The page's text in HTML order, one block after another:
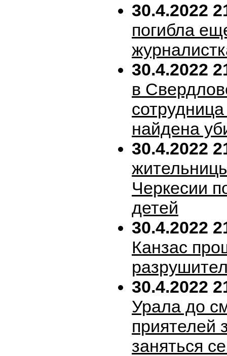
30.4.2022
погибла
30.4.2022
в
найдена
30.4.2022
Черкесии
детей
30.4.2022
Канзас
30.4.2022
Урала до
приятелей
заняться